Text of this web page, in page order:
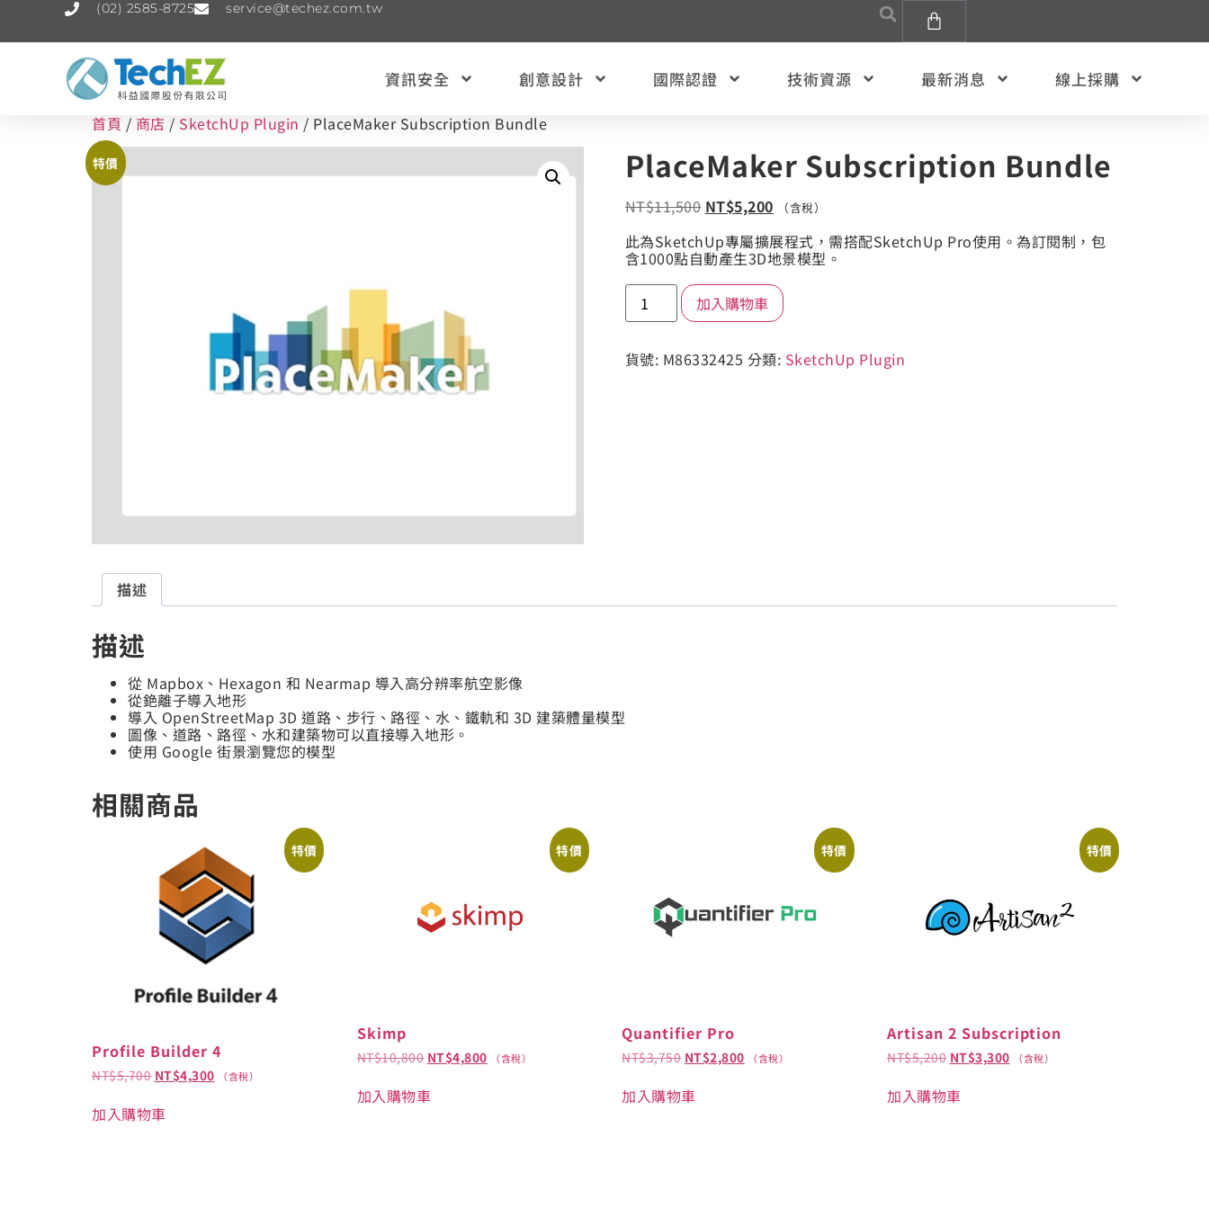
(02) 2585-8725 service@techez.com.tw
資訊安全 創意設計 國際認證 技術資源 最新消息 線上採購
首頁 / 商店 / SketchUp Plugin / PlaceMaker Subscription Bundle
特價 PlaceMaker Subscription Bundle
NT$11,500 NT$5,200 （含稅）
此為SketchUp專屬擴展程式，需搭配SketchUp Pro使用。為訂閱制，包
含1000點自動產生3D地景模型。
加入購物車
貨號: M86332425 分類: SketchUp Plugin
描述
描述
從 Mapbox、Hexagon 和 Nearmap 導入高分辨率航空影像
從銫離子導入地形
導入 OpenStreetMap 3D 道路、步行、路徑、水、鐵軌和 3D 建築體量模型
圖像、道路、路徑、水和建築物可以直接導入地形。
使用 Google 街景瀏覽您的模型
相關商品
特價
Profile Builder 4
NT$5,700 NT$4,300 （含稅）
加入購物車
特價
Skimp
NT$10,800 NT$4,800 （含稅）
加入購物車
特價
Quantifier Pro
NT$3,750 NT$2,800 （含稅）
加入購物車
特價
Artisan 2 Subscription
NT$5,200 NT$3,300 （含稅）
加入購物車